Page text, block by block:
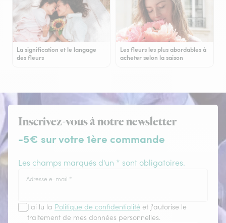
La signification et le langage
des fleurs
Les fleurs les plus abordables à
acheter selon la saison
Inscrivez-vous à notre newsletter
-5€ sur votre 1ère commande
Les champs marqués d'un * sont obligatoires.
Adresse e-mail *
J'ai lu la Politique de confidentialité et j'autorise le
traitement de mes données personnelles.